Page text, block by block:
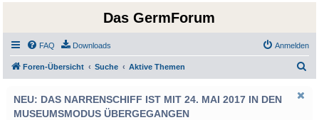
Das GermForum
FAQ Downloads Anmelden
Foren-Übersicht Suche Aktive Themen
NEU: DAS NARRENSCHIFF IST MIT 24. MAI 2017 IN DEN
MUSEUMSMODUS ÜBERGEGANGEN